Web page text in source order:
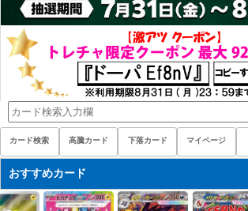
カード検索 高騰カード 下落カード マイページ
おすすめカード